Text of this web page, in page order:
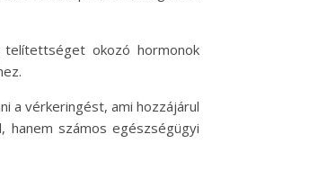
okozó hormonok
a vérkeringést, ami hozzájárul
hanem számos egészségügyi